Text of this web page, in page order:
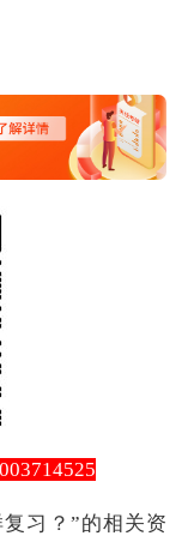
习？”的相关资